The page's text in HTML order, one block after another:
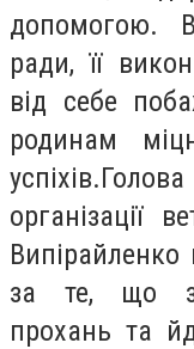
допомогою.
ради, її
від себе
родинам
організації
Випірайленко
за те, що
прохань та